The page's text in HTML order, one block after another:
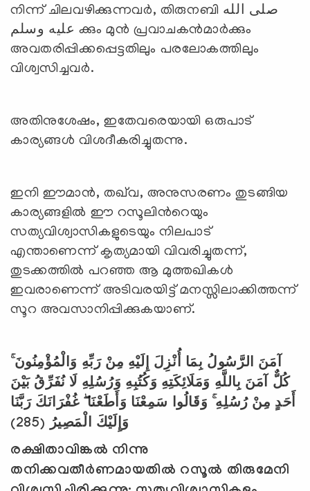
നിന്ന് ചിലവഴിക്കുന്നവര്‍, തിരുനബി صلى الله
عليه وسلم ക്കും മുന്‍ പ്രവാചകന്‍മാര്‍ക്കും
അവതരിപ്പിക്കപ്പെട്ടതിലും പരലോകത്തിലും
വിശ്വസിച്ചവര്‍.
അതിനുശേഷം, ഇതേവരെയായി ഒരുപാട്
കാര്യങ്ങള്‍ വിശദീകരിച്ചുതന്നു.
ഇനി ഈമാന്‍, തഖ്‍വ, അനുസരണം തുടങ്ങിയ
കാര്യങ്ങളില്‍ ഈ റസൂലിന്‍റെയും
സത്യവിശ്വാസികളുടെയും നിലപാട്
എന്താണെന്ന് കൃത്യമായി വിവരിച്ചുതന്ന്,
തുടക്കത്തില്‍ പറഞ്ഞ ആ മുത്തഖികള്‍
ഇവരാണെന്ന് അടിവരയിട്ട് മനസ്സിലാക്കിത്തന്ന്
സൂറ അവസാനിപ്പിക്കുകയാണ്.
آمَنَ الرَّسُولُ بِمَا أُنْزِلَ إِلَيْهِ مِنْ رَبِّهِ وَالْمُؤْمِنُونَ ۚ
كُلٌّ آمَنَ بِاللَّهِ وَمَلَائِكَتِهِ وَكُتُبِهِ وَرُسُلِهِ لَا نُفَرِّقُ بَيْنَ
أَحَدٍ مِنْ رُسُلِهِ ۚ وَقَالُوا سَمِعْنَا وَأَطَعْنَا ۖ غُفْرَانَكَ رَبَّنَا
وَإِلَيْكَ الْمَصِيرُ (285)
രക്ഷിതാവിങ്കല്‍ നിന്നു
തനിക്കവതീര്‍ണമായതില്‍ റസൂല്‍ തിരുമേനി